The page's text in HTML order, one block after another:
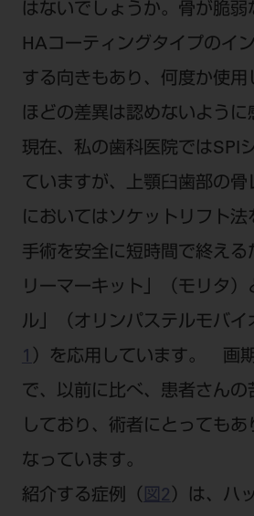
はないでしょうか。骨が脆弱
HAコーティングタイプのイ
する向きもあり、何度か使
ほどの差異は認めないように
現在、私の歯科医院ではSPI
ていますが、上顎臼歯部の骨
においてはソケットリフト法
手術を安全に短時間で終える
リーマーキット」（モリタ）
ル」（オリンパステルモバイ
1 ）を応用しています。 画
で、以前に比べ、患者さん
しており、術者にとってもあ
なっています。
紹介する症例（ 図2 ）は、ハ